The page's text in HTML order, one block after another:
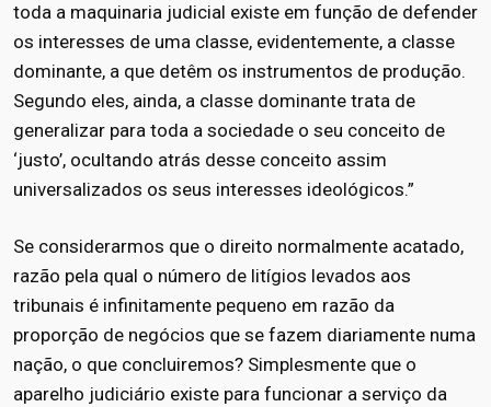
toda a maquinaria judicial existe em função de defender
os interesses de uma classe, evidentemente, a classe
dominante, a que detêm os instrumentos de produção.
Segundo eles, ainda, a classe dominante trata de
generalizar para toda a sociedade o seu conceito de
‘justo’, ocultando atrás desse conceito assim
universalizados os seus interesses ideológicos.”
Se considerarmos que o direito normalmente acatado,
razão pela qual o número de litígios levados aos
tribunais é infinitamente pequeno em razão da
proporção de negócios que se fazem diariamente numa
nação, o que concluiremos? Simplesmente que o
aparelho judiciário existe para funcionar a serviço da